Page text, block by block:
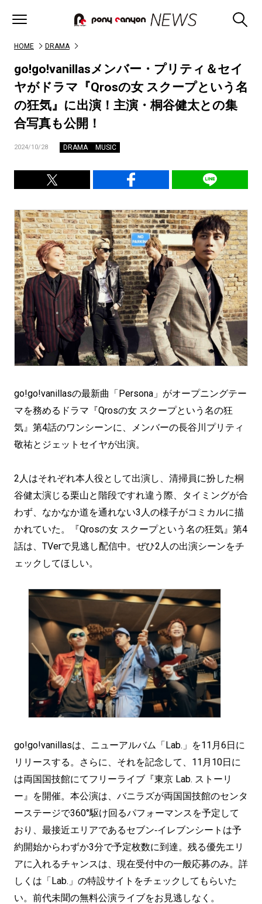
HOME DRAMA
go!go!vanillasメンバー・プリティ＆セイ
ヤがドラマ『Qrosの女 ​​スクープという名
の狂気』に出演！主演・桐谷健太との集
合写真も公開！
2024/10/28 DRAMA MUSIC
go!go!vanillasの最新曲「Persona」がオープニングテー
マを務めるドラマ『Qrosの女 スクープという名の狂
気』第4話のワンシーンに、メンバーの長谷川プリティ
敬祐とジェットセイヤが出演。
2人はそれぞれ本人役として出演し、清掃員に扮した桐
谷健太演じる栗山と階段ですれ違う際、タイミングが合
わず、なかなか道を通れない3人の様子がコミカルに描
かれていた。『Qrosの女 スクープという名の狂気』第4
話は、TVerで見逃し配信中。ぜひ2人の出演シーンをチ
ェックしてほしい。
go!go!vanillasは、ニューアルバム「Lab.」を11月6日に
リリースする。さらに、それを記念して、11月10日に
は両国国技館にてフリーライブ『東京 Lab. ストーリ
ー』を開催。本公演は、バニラズが両国国技館のセンタ
ーステージで360°駆け回るパフォーマンスを予定して
おり、最接近エリアであるセブン‐イレブンシートは予
約開始からわずか3分で予定枚数に到達。残る優先エリ
アに入れるチャンスは、現在受付中の一般応募のみ。詳
しくは「Lab.」の特設サイトをチェックしてもらいた
い。前代未聞の無料公演ライブをお見逃しなく。